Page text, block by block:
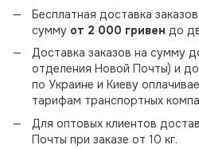
Бесплатная доставка
сумму от 2 000 гривен до
Доставка заказов на сумму
отделения Новой Почты) и
по Украине и Киеву
тарифам транспортных
Для оптовых клиентов
Почты при заказе от 10 кг.